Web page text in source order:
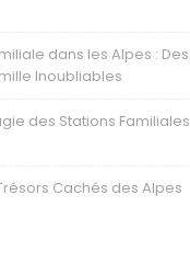
dans les Alpes : Des
Inoubliables
des Stations Familiales
Cachés des Alpes